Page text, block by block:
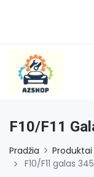
F10/F11
Pradžia Produktai
F10/F11 galas